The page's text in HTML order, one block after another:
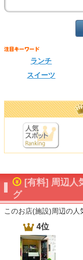
ランチ
スイーツ
[有料] 周辺人
グ
このお店(施設)周辺の人
4位